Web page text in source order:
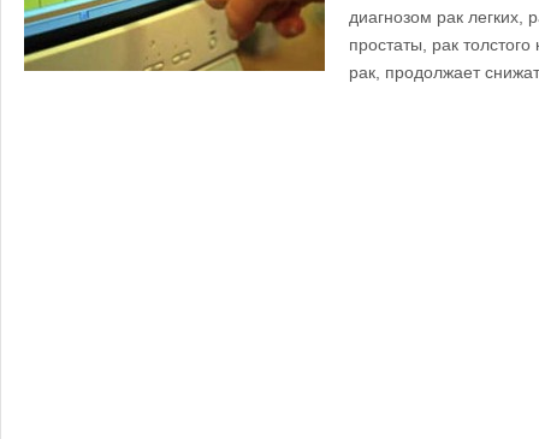
диагнозом рак легких,
простаты, рак
рак, продолжает